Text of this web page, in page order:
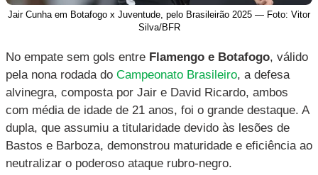
Jair Cunha em Botafogo x Juventude, pelo Brasileirão 2025 — Foto: Vitor
Silva/BFR
No empate sem gols entre Flamengo e Botafogo, válido
pela nona rodada do Campeonato Brasileiro, a defesa
alvinegra, composta por Jair e David Ricardo, ambos
com média de idade de 21 anos, foi o grande destaque. A
dupla, que assumiu a titularidade devido às lesões de
Bastos e Barboza, demonstrou maturidade e eficiência ao
neutralizar o poderoso ataque rubro-negro.